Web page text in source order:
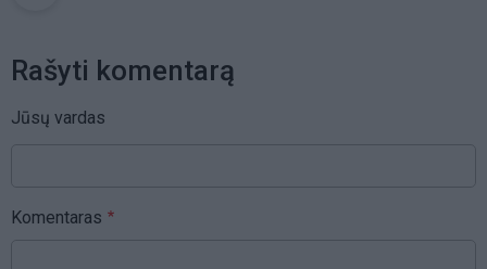
Rašyti komentarą
Jūsų vardas
Komentaras